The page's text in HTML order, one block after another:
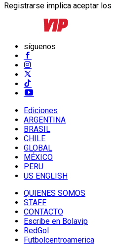
Registrarse implica aceptar los
síguenos
Ediciones
ARGENTINA
BRASIL
CHILE
GLOBAL
MÉXICO
PERU
US ENGLISH
QUIENES SOMOS
STAFF
CONTACTO
Escribe en Bolavip
RedGol
Futbolcentroamerica